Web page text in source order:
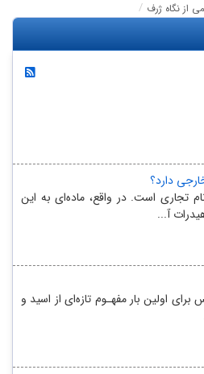
از نگاه ژرف
دارد؟
تجاری است. در واقع، ماده‌ای به این
آ...
برای اولین بار مفهـوم تازه‌ای از اسید و